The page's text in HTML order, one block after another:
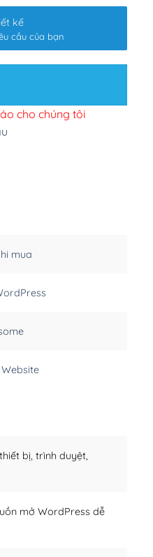
kế
cầu của bạn
cho chúng tôi
mua
bị, trình duyệt,
mở WordPress dễ